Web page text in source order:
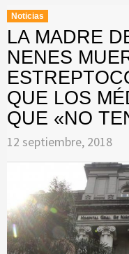
Noticias
LA MADRE
NENES
QUE LOS
QUE «NO
12 septiembre, 2018